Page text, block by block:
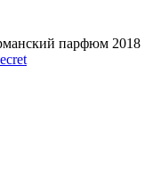
парфюм 2018